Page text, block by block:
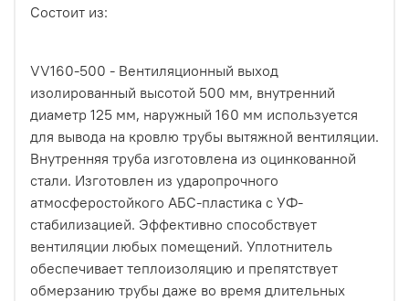
Состоит из:
VV160-500 - Вентиляционный выход
изолированный высотой 500 мм, внутренний
диаметр 125 мм, наружный 160 мм используется
для вывода на кровлю трубы вытяжной вентиляции.
Внутренняя труба изготовлена из оцинкованной
стали. Изготовлен из ударопрочного
атмосферостойкого АБС-пластика с УФ-
стабилизацией. Эффективно способствует
вентиляции любых помещений. Уплотнитель
обеспечивает теплоизоляцию и препятствует
обмерзанию трубы даже во время длительных